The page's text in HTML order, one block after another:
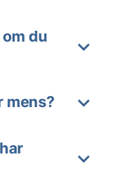
du
mens?